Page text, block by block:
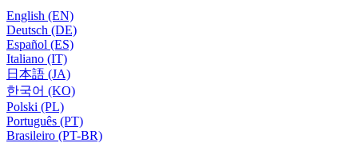
English (EN)
Deutsch (DE)
Español (ES)
Italiano (IT)
日本語 (JA)
한국어 (KO)
Polski (PL)
Português (PT)
Brasileiro (PT-BR)